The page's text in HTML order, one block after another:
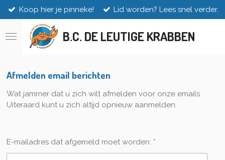
Ga
direct
naar
B.C. DE LEUTIGE KRABBEN
Koop hier je pinneke! Lid worden? Lees snel verder.
Afmelden email berichten
Wat jammer dat u zich wilt afmelden voor onze emails.
Uiteraard kunt u zich altijd opnieuw aanmelden.
E-mailadres dat afgemeld moet worden: *